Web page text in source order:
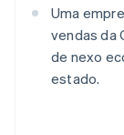
Uma
vendas da
de nexo
estado.